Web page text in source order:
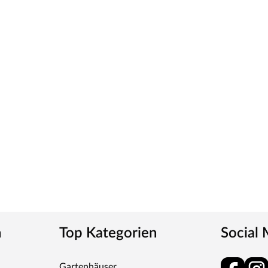
Top Kategorien Social